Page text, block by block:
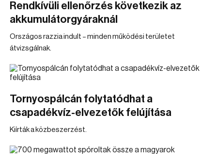
Rendkívüli ellenőrzés következik az
akkumulátorgyáraknál
Országos razzia indult – minden működési területet
átvizsgálnak.
Tornyospálcán folytatódhat a
csapadékvíz-elvezetők felújítása
Kiírták a közbeszerzést.